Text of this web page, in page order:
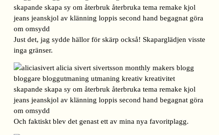
Just det, jag sydde hällor för skärp också! Skaparglädjen visste
inga gränser.
Och faktiskt blev det genast ett av mina nya favoritplagg.